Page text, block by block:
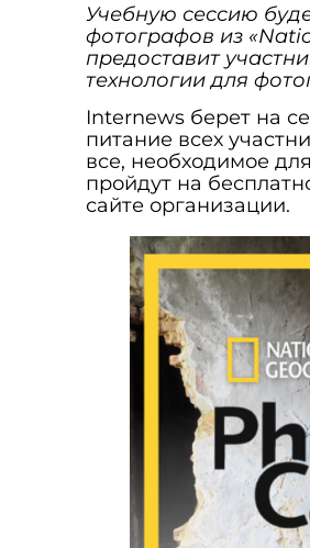
Учебную сессию
фотографов из
предоставит
технологии для
Internews берет на
питание всех
все, необходимое
пройдут на
сайте организации.